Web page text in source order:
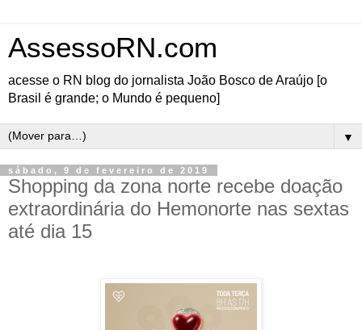
AssessoRN.com
acesse o RN blog do jornalista João Bosco de Araújo [o
Brasil é grande; o Mundo é pequeno]
▼
sábado, 9 de fevereiro de 2019
Shopping da zona norte recebe doação
extraordinária do Hemonorte nas sextas
até dia 15